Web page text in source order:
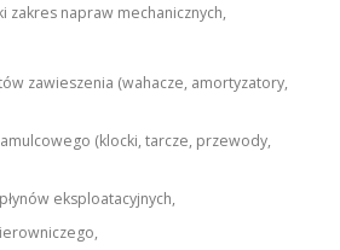
zakres napraw mechanicznych,
zawieszenia (wahacze, amortyzatory,
(klocki, tarcze, przewody,
eksploatacyjnych,